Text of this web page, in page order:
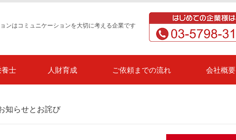
ンはコミュニケーションを大切に考える企業です
士 人財育成 ご依頼までの流れ 会社概要
知らせとお詫び